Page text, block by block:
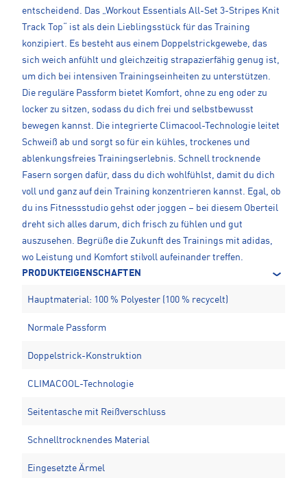
entscheidend. Das „Workout Essentials All-Set 3-Stripes Knit
Track Top“ ist als dein Lieblingsstück für das Training
konzipiert. Es besteht aus einem Doppelstrickgewebe, das
sich weich anfühlt und gleichzeitig strapazierfähig genug ist,
um dich bei intensiven Trainingseinheiten zu unterstützen.
Die reguläre Passform bietet Komfort, ohne zu eng oder zu
locker zu sitzen, sodass du dich frei und selbstbewusst
bewegen kannst. Die integrierte Climacool-Technologie leitet
Schweiß ab und sorgt so für ein kühles, trockenes und
ablenkungsfreies Trainingserlebnis. Schnell trocknende
Fasern sorgen dafür, dass du dich wohlfühlst, damit du dich
voll und ganz auf dein Training konzentrieren kannst. Egal, ob
du ins Fitnessstudio gehst oder joggen – bei diesem Oberteil
dreht sich alles darum, dich frisch zu fühlen und gut
auszusehen. Begrüße die Zukunft des Trainings mit adidas,
wo Leistung und Komfort stilvoll aufeinander treffen.
PRODUKTEIGENSCHAFTEN
Hauptmaterial: 100 % Polyester (100 % recycelt)
Normale Passform
Doppelstrick-Konstruktion
CLIMACOOL-Technologie
Seitentasche mit Reißverschluss
Schnelltrocknendes Material
Eingesetzte Ärmel